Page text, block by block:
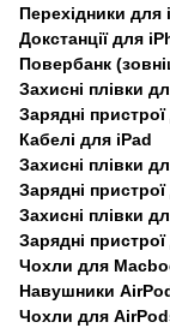
Перехідники для
Докстанції для
Повербанк
Захисні плівки
Зарядні
Кабелі для iPad
Захисні плівки
Зарядні
Захисні плівки
Зарядні
Чохли для
Навушники
Чохли для